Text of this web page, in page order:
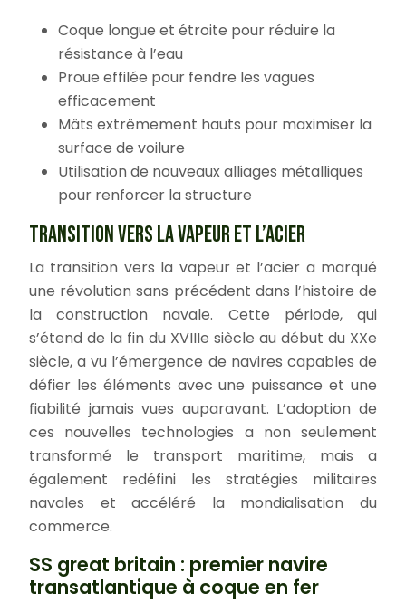
Coque longue et étroite pour réduire la
résistance à l’eau
Proue effilée pour fendre les vagues
efficacement
Mâts extrêmement hauts pour maximiser la
surface de voilure
Utilisation de nouveaux alliages métalliques
pour renforcer la structure
TRANSITION VERS LA VAPEUR ET L’ACIER
La transition vers la vapeur et l’acier a marqué
une révolution sans précédent dans l’histoire de
la construction navale. Cette période, qui
s’étend de la fin du XVIIIe siècle au début du XXe
siècle, a vu l’émergence de navires capables de
défier les éléments avec une puissance et une
fiabilité jamais vues auparavant. L’adoption de
ces nouvelles technologies a non seulement
transformé le transport maritime, mais a
également redéfini les stratégies militaires
navales et accéléré la mondialisation du
commerce.
SS great britain : premier navire
transatlantique à coque en fer